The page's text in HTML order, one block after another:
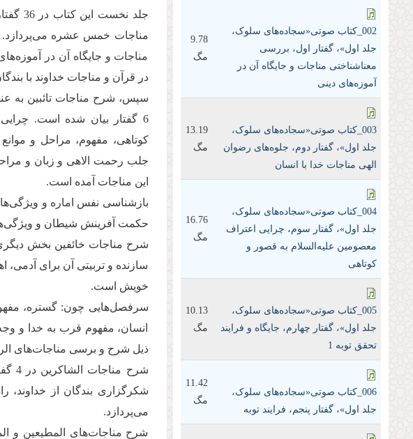
002_کتاب صوتی«سجاده‌های سلوک،
جلد اول»، گفتار اول، بررسی
معنا‌شناختی مناجات و جایگاه آن در
آموزه‌های دینی
9.78
مگ
003_کتاب صوتی«سجاده‌های سلوک،
جلد اول»، گفتار دوم، جلوه‌های رضوان
الهی مناجات خدا با انسان
13.19
مگ
004_کتاب صوتی«سجاده‌های سلوک،
جلد اول»، گفتار سوم، چرایی اعتراف
معصومین علیه‌السلام به قصور و
کوتاهی
16.76
مگ
005_کتاب صوتی«سجاده‌های سلوک،
جلد اول»، گفتار چهارم، جایگاه و فرایند
تحقق توبه 1
10.13
مگ
006_کتاب صوتی«سجاده‌های سلوک،
جلد اول»، گفتار پنجم، فرایند توبه
11.42
مگ
جلد
مناجات و جایگاه آن در
در قرآن و مناجات خداوند با
سپس، شرح مناجات تائبین به
6 گفتار بیان شده است.
کوتاهی، مفهوم، مراحل و
جلب رحمت الاهی و زبان و
این مناجات آمده است.
بازشناسی نفس اماره و
حکمت آفرینش شیطان و
شرح مناجات خائفین بخش
سازنده و تربیتی آن برای
خویش است.
سرفصل‌هایی چون: گستره،
انسان، مفهوم قرب به خدا و
ذیل شرح و برسی مناجات‌های
شرح
شکرگزاری بندگان از خداوند،
می‌پردازد.
شرح مناجات‌های المطیعین و